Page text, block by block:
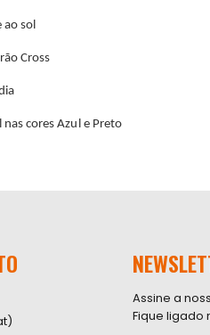
ao sol
Cross
nas cores Azul e Preto
Assine a
Fique ligado